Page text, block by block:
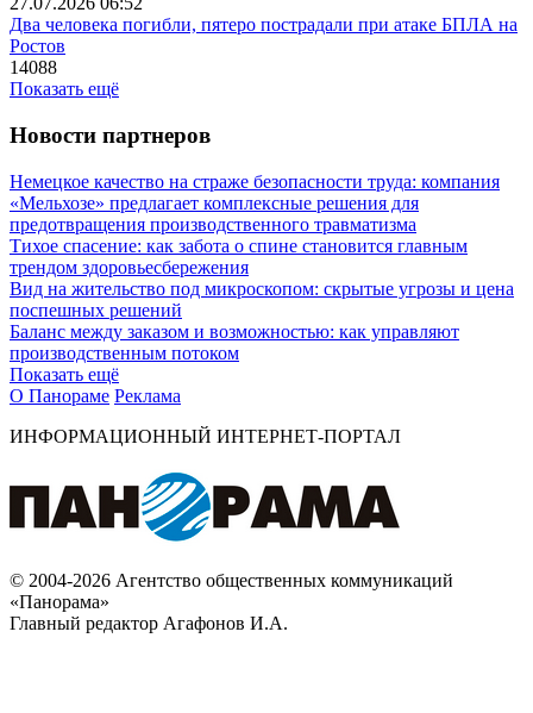
Два человека погибли, пятеро пострадали при атаке БПЛА на
Ростов
14088
Показать ещё
Новости партнеров
Немецкое качество на страже безопасности труда: компания
«Мельхозе» предлагает комплексные решения для
предотвращения производственного травматизма
Тихое спасение: как забота о спине становится главным
трендом здоровьесбережения
Вид на жительство под микроскопом: скрытые угрозы и цена
поспешных решений
Баланс между заказом и возможностью: как управляют
производственным потоком
Показать ещё
О Панораме Реклама
ИНФОРМАЦИОННЫЙ ИНТЕРНЕТ-ПОРТАЛ
© 2004-2026 Агентство общественных коммуникаций
«Панорама»
Главный редактор Агафонов И.А.